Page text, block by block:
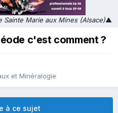
Marie aux Mines (Alsace)▲
c'est comment ?
et Minéralogie
à ce sujet